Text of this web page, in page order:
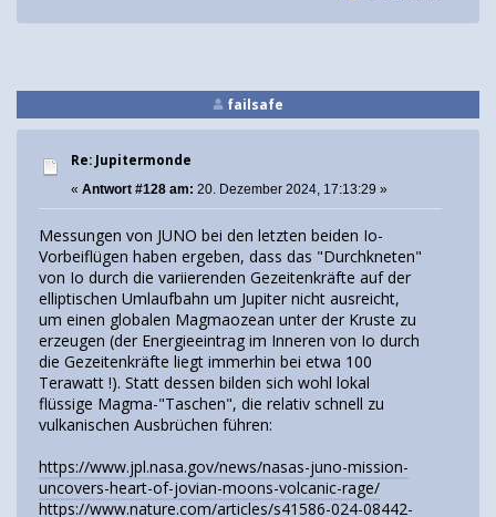
failsafe
Re: Jupitermonde
« Antwort #128 am: 20. Dezember 2024, 17:13:29 »
Messungen von JUNO bei den letzten beiden Io-
Vorbeiflügen haben ergeben, dass das "Durchkneten"
von Io durch die variierenden Gezeitenkräfte auf der
elliptischen Umlaufbahn um Jupiter nicht ausreicht,
um einen globalen Magmaozean unter der Kruste zu
erzeugen (der Energieeintrag im Inneren von Io durch
die Gezeitenkräfte liegt immerhin bei etwa 100
Terawatt !). Statt dessen bilden sich wohl lokal
flüssige Magma-"Taschen", die relativ schnell zu
vulkanischen Ausbrüchen führen:
https://www.jpl.nasa.gov/news/nasas-juno-mission-
uncovers-heart-of-jovian-moons-volcanic-rage/
https://www.nature.com/articles/s41586-024-08442-